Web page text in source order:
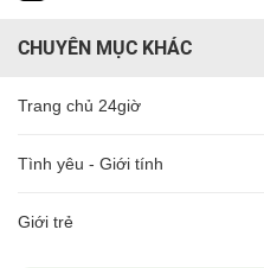
CHUYÊN MỤC KHÁC
Trang chủ 24giờ
Tình yêu - Giới tính
Giới trẻ